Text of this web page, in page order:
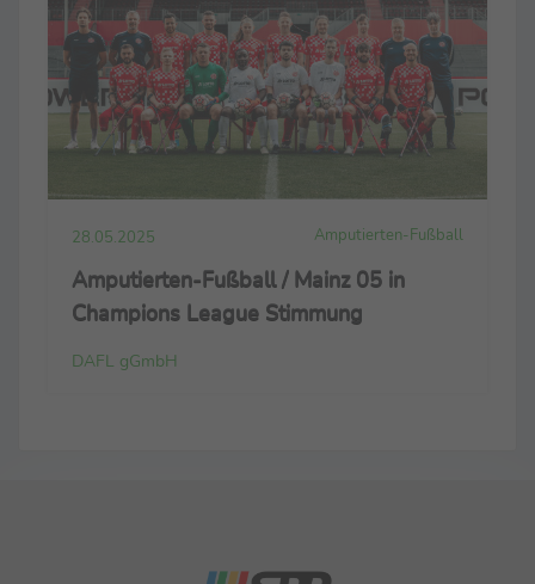
28.05.2025 Amputierten-Fußball
Amputierten-Fußball / Mainz 05 in
Champions League Stimmung
DAFL gGmbH